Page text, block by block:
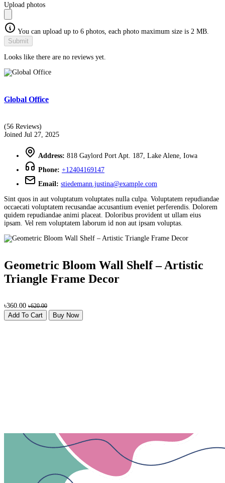
Upload photos
You can upload up to 6 photos, each photo maximum size is 2 MB.
Submit
Looks like there are no reviews yet.
Global Office
(56 Reviews)
Joined Jul 27, 2025
Address: 818 Gaylord Port Apt. 187, Lake Alene, Iowa
Phone: +12404169147
Email: stiedemann.justina@example.com
Sint quos in aut voluptatum voluptates nulla culpa. Voluptatem repudiandae
occaecati voluptatem recusandae accusantium eveniet perferendis. Dolorem
quidem repudiandae animi placeat. Doloribus provident ut ullam eius
ipsam. Vel rem voluptatem laborum id non aut ipsam voluptas.
Geometric Bloom Wall Shelf – Artistic
Triangle Frame Decor
৳360.00 ৳620.00
Add To Cart Buy Now